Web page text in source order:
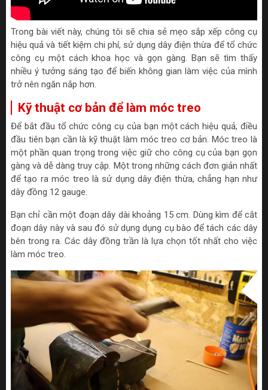
Trong bài viết này, chúng tôi sẽ chia sẻ mẹo sắp xếp công cụ
hiệu quả và tiết kiệm chi phí, sử dụng dây điện thừa để tổ chức
công cụ một cách khoa học và gọn gàng. Bạn sẽ tìm thấy
nhiều ý tưởng sáng tạo để biến không gian làm việc của mình
trở nên ngăn nắp hơn.
Kỹ thuật cơ bản để làm móc treo
Để bắt đầu tổ chức công cụ của bạn một cách hiệu quả, điều
đầu tiên bạn cần là kỹ thuật làm móc treo cơ bản. Móc treo là
một phần quan trọng trong việc giữ cho công cụ của bạn gọn
gàng và dễ dàng truy cập. Một trong những cách đơn giản nhất
để tạo ra móc treo là sử dụng dây điện thừa, chẳng hạn như
dây đồng 12 gauge.
Bạn chỉ cần một đoạn dây dài khoảng 15 cm. Dùng kìm để cắt
đoạn dây này và sau đó sử dụng dụng cụ bào để tách các dây
bên trong ra. Các dây đồng trần là lựa chọn tốt nhất cho việc
làm móc treo.